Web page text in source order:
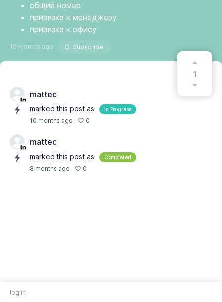
общий номер
привязка к менеджеру
привязка к офису
10 months ago Subscribe
1
matteo
marked this post as In Progress
10 months ago 0
matteo
marked this post as Completed
8 months ago 0
log in